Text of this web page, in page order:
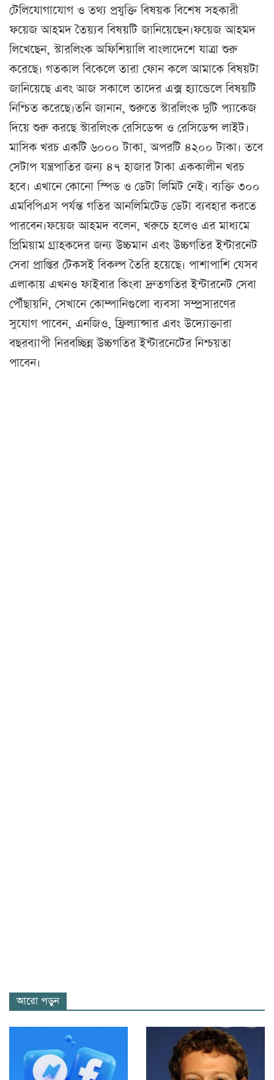
টেলিযোগাযোগ ও তথ্য প্রযুক্তি বিষয়ক বিশেষ সহকারী
ফয়েজ আহমদ তৈয়্যব বিষয়টি জানিয়েছেন।ফয়েজ আহমদ
লিখেছেন, স্টারলিংক অফিশিয়ালি বাংলাদেশে যাত্রা শুরু
করেছে। গতকাল বিকেলে তারা ফোন কলে আমাকে বিষয়টা
জানিয়েছে এবং আজ সকালে তাদের এক্স হ্যান্ডেলে বিষয়টি
নিশ্চিত করেছে।তনি জানান, শুরুতে স্টারলিংক দুটি প্যাকেজ
দিয়ে শুরু করছে স্টারলিংক রেসিডেন্স ও রেসিডেন্স লাইট।
মাসিক খরচ একটি ৬০০০ টাকা, অপরটি ৪২০০ টাকা। তবে
সেটাপ যন্ত্রপাতির জন্য ৪৭ হাজার টাকা এককালীন খরচ
হবে। এখানে কোনো স্পিড ও ডেটা লিমিট নেই। ব্যক্তি ৩০০
এমবিপিএস পর্যন্ত গতির আনলিমিটেড ডেটা ব্যবহার করতে
পারবেন।ফয়েজ আহমদ বলেন, খরুচে হলেও এর মাধ্যমে
প্রিমিয়াম গ্রাহকদের জন্য উচ্চমান এবং উচ্চগতির ইন্টারনেট
সেবা প্রাপ্তির টেকসই বিকল্প তৈরি হয়েছে। পাশাপাশি যেসব
এলাকায় এখনও ফাইবার কিংবা দ্রুতগতির ইন্টারনেট সেবা
পৌঁছায়নি, সেখানে কোম্পানিগুলো ব্যবসা সম্প্রসারণের
সুযোগ পাবেন, এনজিও, ফ্রিল্যান্সার এবং উদ্যোক্তারা
বছরব্যাপী নিরবচ্ছিন্ন উচ্চগতির ইন্টারনেটের নিশ্চয়তা
পাবেন।
আরো পড়ুন